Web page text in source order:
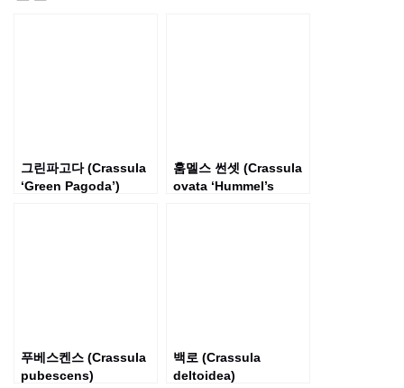
그린파고다 (Crassula
‘Green Pagoda’)
훔멜스 썬셋 (Crassula
ovata ‘Hummel’s
푸베스켄스 (Crassula
pubescens)
백로 (Crassula
deltoidea)